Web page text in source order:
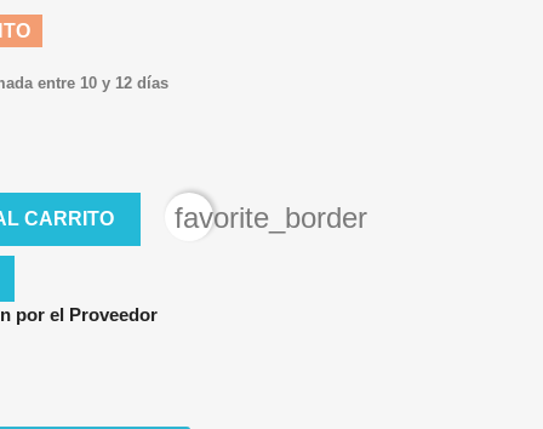
entre 10 y 12 días
CARRITO favorite_border
por el Proveedor